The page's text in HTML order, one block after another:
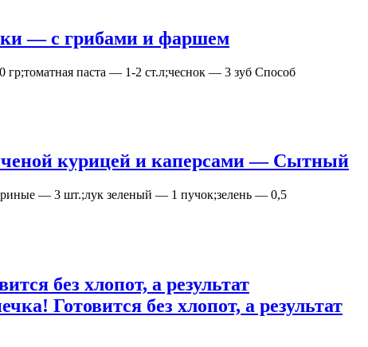
— с грибами и фаршем
паста — 1-2 ст.л;чеснок — 3 зуб Способ
курицей и каперсами — Сытный
— 3 шт.;лук зеленый — 1 пучок;зелень — 0,5
без хлопот, а результат
Готовится без хлопот, а результат